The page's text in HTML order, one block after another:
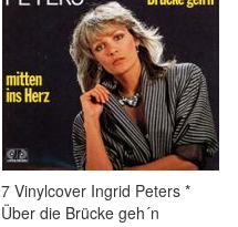
7 Vinylcover Ingrid Peters *
Über die Brücke geh´n